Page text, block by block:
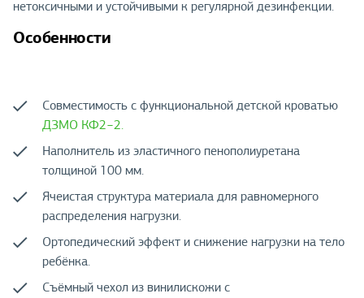
нетоксичными и устойчивыми к регулярной дезинфекции.
Особенности
Совместимость с функциональной детской кроватью
ДЗМО КФ2−2.
Наполнитель из эластичного пенополиуретана
толщиной 100 мм.
Ячеистая структура материала для равномерного
распределения нагрузки.
Ортопедический эффект и снижение нагрузки на тело
ребёнка.
Съёмный чехол из винилискожи с